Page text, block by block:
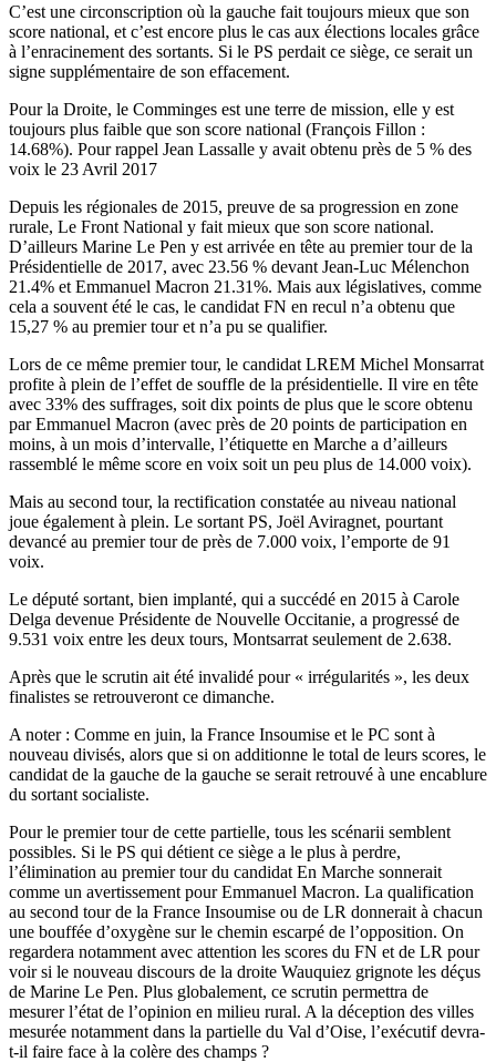
C’est une circonscription où la gauche fait toujours mieux que son
score national, et c’est encore plus le cas aux élections locales grâce
à l’enracinement des sortants. Si le PS perdait ce siège, ce serait un
signe supplémentaire de son effacement.
Pour la Droite, le Comminges est une terre de mission, elle y est
toujours plus faible que son score national (François Fillon :
14.68%). Pour rappel Jean Lassalle y avait obtenu près de 5 % des
voix le 23 Avril 2017
Depuis les régionales de 2015, preuve de sa progression en zone
rurale, Le Front National y fait mieux que son score national.
D’ailleurs Marine Le Pen y est arrivée en tête au premier tour de la
Présidentielle de 2017, avec 23.56 % devant Jean-Luc Mélenchon
21.4% et Emmanuel Macron 21.31%. Mais aux législatives, comme
cela a souvent été le cas, le candidat FN en recul n’a obtenu que
15,27 % au premier tour et n’a pu se qualifier.
Lors de ce même premier tour, le candidat LREM Michel Monsarrat
profite à plein de l’effet de souffle de la présidentielle. Il vire en tête
avec 33% des suffrages, soit dix points de plus que le score obtenu
par Emmanuel Macron (avec près de 20 points de participation en
moins, à un mois d’intervalle, l’étiquette en Marche a d’ailleurs
rassemblé le même score en voix soit un peu plus de 14.000 voix).
Mais au second tour, la rectification constatée au niveau national
joue également à plein. Le sortant PS, Joël Aviragnet, pourtant
devancé au premier tour de près de 7.000 voix, l’emporte de 91
voix.
Le député sortant, bien implanté, qui a succédé en 2015 à Carole
Delga devenue Présidente de Nouvelle Occitanie, a progressé de
9.531 voix entre les deux tours, Montsarrat seulement de 2.638.
Après que le scrutin ait été invalidé pour « irrégularités », les deux
finalistes se retrouveront ce dimanche.
A noter : Comme en juin, la France Insoumise et le PC sont à
nouveau divisés, alors que si on additionne le total de leurs scores, le
candidat de la gauche de la gauche se serait retrouvé à une encablure
du sortant socialiste.
Pour le premier tour de cette partielle, tous les scénarii semblent
possibles. Si le PS qui détient ce siège a le plus à perdre,
l’élimination au premier tour du candidat En Marche sonnerait
comme un avertissement pour Emmanuel Macron. La qualification
au second tour de la France Insoumise ou de LR donnerait à chacun
une bouffée d’oxygène sur le chemin escarpé de l’opposition. On
regardera notamment avec attention les scores du FN et de LR pour
voir si le nouveau discours de la droite Wauquiez grignote les déçus
de Marine Le Pen. Plus globalement, ce scrutin permettra de
mesurer l’état de l’opinion en milieu rural. A la déception des villes
mesurée notamment dans la partielle du Val d’Oise, l’exécutif devra-
t-il faire face à la colère des champs ?